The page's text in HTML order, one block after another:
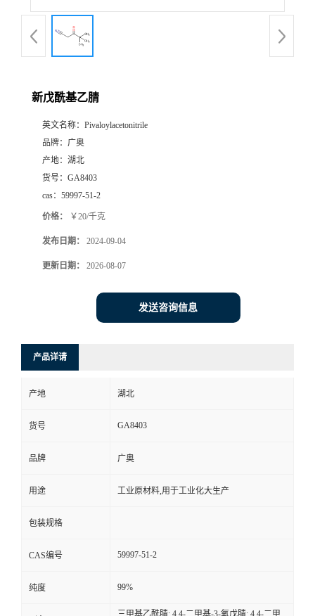
新戊酰基乙腈
英文名称： Pivaloylacetonitrile
品牌： 广奥
产地： 湖北
货号： GA8403
cas： 59997-51-2
价格： ￥20/千克
发布日期： 2024-09-04
更新日期： 2026-08-07
发送咨询信息
产品详请
产地 湖北
货号 GA8403
品牌 广奥
用途 工业原材料,用于工业化大生产
包装规格
CAS编号 59997-51-2
纯度 99%
三甲基乙酰腈; 4,4-二甲基-3-氧戊腈; 4,4-二甲